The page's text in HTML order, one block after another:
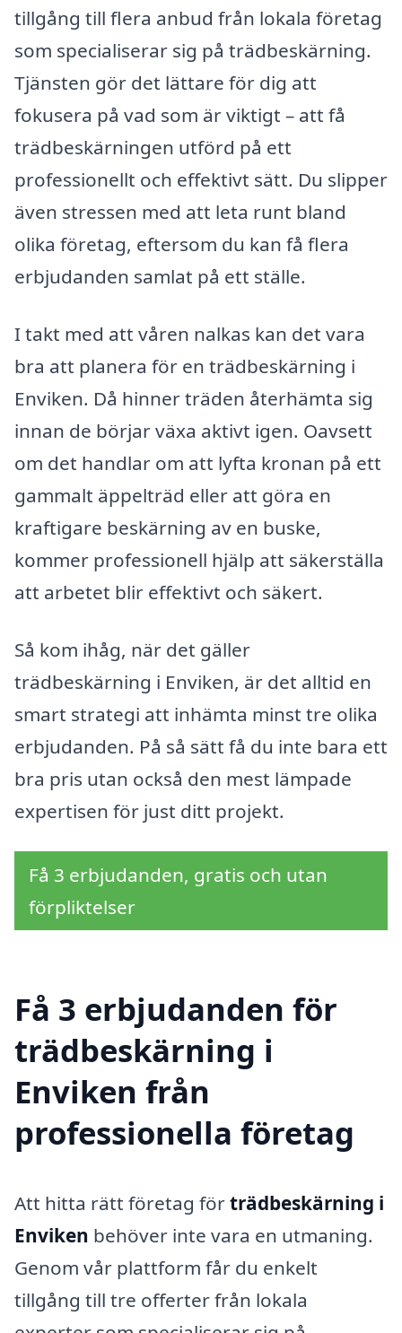
tillgång till flera anbud från lokala företag
som specialiserar sig på trädbeskärning.
Tjänsten gör det lättare för dig att
fokusera på vad som är viktigt – att få
trädbeskärningen utförd på ett
professionellt och effektivt sätt. Du slipper
även stressen med att leta runt bland
olika företag, eftersom du kan få flera
erbjudanden samlat på ett ställe.
I takt med att våren nalkas kan det vara
bra att planera för en trädbeskärning i
Enviken. Då hinner träden återhämta sig
innan de börjar växa aktivt igen. Oavsett
om det handlar om att lyfta kronan på ett
gammalt äppelträd eller att göra en
kraftigare beskärning av en buske,
kommer professionell hjälp att säkerställa
att arbetet blir effektivt och säkert.
Så kom ihåg, när det gäller
trädbeskärning i Enviken, är det alltid en
smart strategi att inhämta minst tre olika
erbjudanden. På så sätt få du inte bara ett
bra pris utan också den mest lämpade
expertisen för just ditt projekt.
Få 3 erbjudanden, gratis och utan
förpliktelser
Få 3 erbjudanden för
trädbeskärning i
Enviken från
professionella företag
Att hitta rätt företag förträdbeskärning i
Enviken behöver inte vara en utmaning.
Genom vår plattform får du enkelt
tillgång till tre offerter från lokala